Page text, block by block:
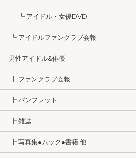
┗ アイドル・女優DVD
┗ アイドルファンクラブ会報
男性アイドル&俳優
┣ ファンクラブ会報
┣ パンフレット
┣ 雑誌
┣ 写真集●ムック●書籍 他